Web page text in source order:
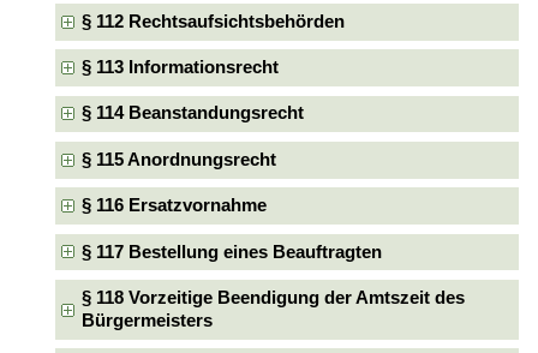
§ 112 Rechtsaufsichtsbehörden
§ 113 Informationsrecht
§ 114 Beanstandungsrecht
§ 115 Anordnungsrecht
§ 116 Ersatzvornahme
§ 117 Bestellung eines Beauftragten
§ 118 Vorzeitige Beendigung der Amtszeit des
Bürgermeisters